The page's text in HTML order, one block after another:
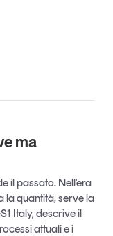
ma
il passato. Nell'era
la quantità, serve la
Italy, descrive il
attuali e i